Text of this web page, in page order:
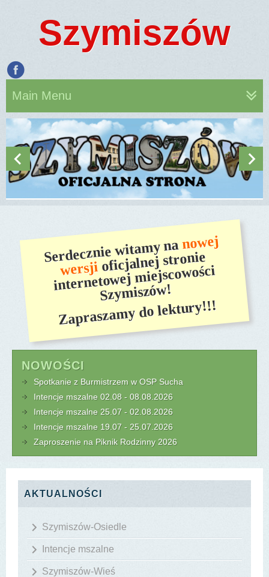
Szymiszów
Main Menu
Serdecznie witamy nanowej
wersjioficjalnej stronie
internetowej miejscowości
Szymiszów!
Zapraszamy do lektury!!!
NOWOŚCI
Spotkanie z Burmistrzem w OSP Sucha
Intencje mszalne 02.08 - 08.08.2026
Intencje mszalne 25.07 - 02.08.2026
Intencje mszalne 19.07 - 25.07.2026
Zaproszenie na Piknik Rodzinny 2026
AKTUALNOŚCI
Szymiszów-Osiedle
Intencje mszalne
Szymiszów-Wieś